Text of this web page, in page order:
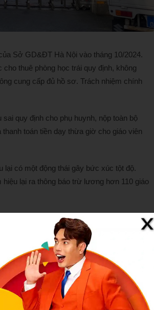
Sở GD&ĐT Hà Nội vào tháng 10/2024.
thuê phòng học trái quy định, không
cung cấp đủ hồ sơ. Trách nhiệm chính
quy định cho phụ huynh, nộp toàn bộ
toán tiền dạy thừa giờ cho giáo viên
lại có một động thái gây bức xúc tột độ.
lại ra thông báo trừ lương hơn 110 giáo
phạm, không có thỏa thuận cá nhân và
Cô Hồ Thị Xuân Thu, một giáo viên của
hơn 12,9 triệu đồng, nhưng thực tế tôi chỉ
lại phải chịu hậu quả”. Một giáo viên
ảnh hưởng nghiêm trọng.